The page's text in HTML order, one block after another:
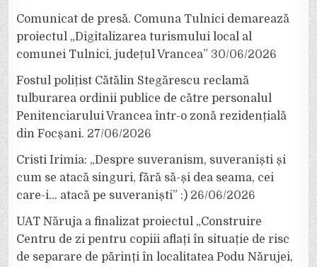
Comunicat de presă. Comuna Tulnici demarează
proiectul „Digitalizarea turismului local al
comunei Tulnici, județul Vrancea” 30/06/2026
Fostul polițist Cătălin Stegărescu reclamă
tulburarea ordinii publice de către personalul
Penitenciarului Vrancea într-o zonă rezidențială
din Focșani. 27/06/2026
Cristi Irimia: „Despre suveranism, suveraniști și
cum se atacă singuri, fără să-și dea seama, cei
care-i… atacă pe suveraniști” :) 26/06/2026
UAT Năruja a finalizat proiectul „Construire
Centru de zi pentru copiii aflați în situație de risc
de separare de părinți în localitatea Podu Nărujei,